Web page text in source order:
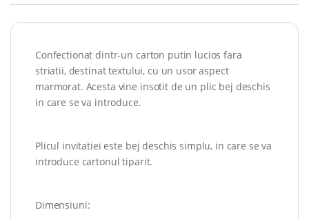
Confectionat dintr-un carton putin lucios fara
striatii, destinat textului, cu un usor aspect
marmorat. Acesta vine insotit de un plic bej deschis
in care se va introduce.
Plicul invitatiei este bej deschis simplu, in care se va
introduce cartonul tiparit.
Dimensiuni: